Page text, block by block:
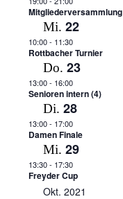
Mitgliederversammlung
Mi. 22
10:00- 11:30
Rottbacher Turnier
Do. 23
13:00- 16:00
Senioren intern (4)
Di. 28
13:00- 17:00
Damen Finale
Mi. 29
13:30- 17:30
Freyder Cup
Okt. 2021